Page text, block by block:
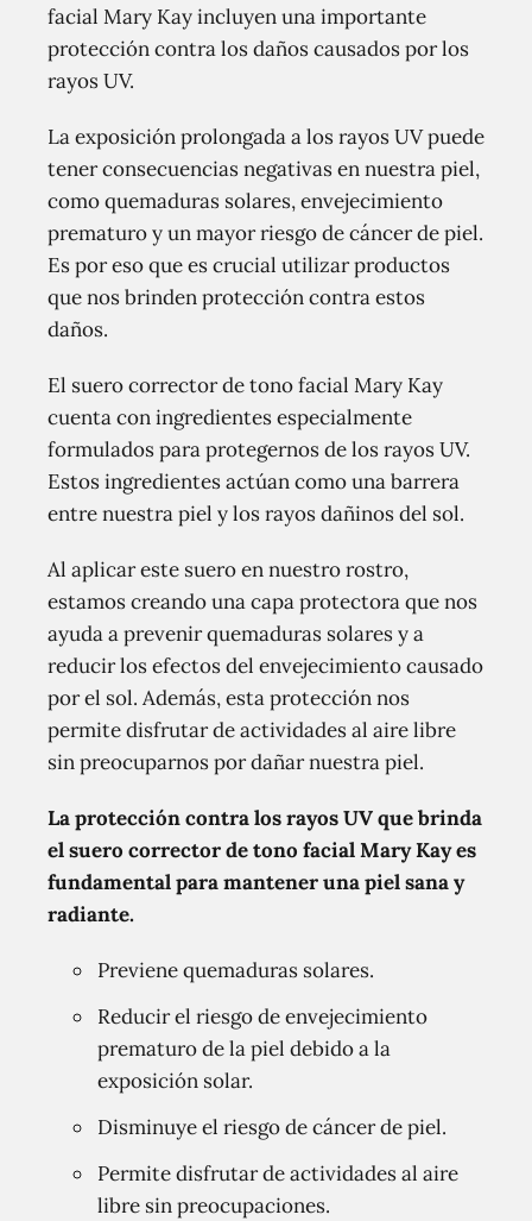
facial Mary Kay incluyen una importante
protección contra los daños causados por los
rayos UV.
La exposición prolongada a los rayos UV puede
tener consecuencias negativas en nuestra piel,
como quemaduras solares, envejecimiento
prematuro y un mayor riesgo de cáncer de piel.
Es por eso que es crucial utilizar productos
que nos brinden protección contra estos
daños.
El suero corrector de tono facial Mary Kay
cuenta con ingredientes especialmente
formulados para protegernos de los rayos UV.
Estos ingredientes actúan como una barrera
entre nuestra piel y los rayos dañinos del sol.
Al aplicar este suero en nuestro rostro,
estamos creando una capa protectora que nos
ayuda a prevenir quemaduras solares y a
reducir los efectos del envejecimiento causado
por el sol. Además, esta protección nos
permite disfrutar de actividades al aire libre
sin preocuparnos por dañar nuestra piel.
La protección contra los rayos UV que brinda
el suero corrector de tono facial Mary Kay es
fundamental para mantener una piel sana y
radiante.
Previene quemaduras solares.
Reducir el riesgo de envejecimiento
prematuro de la piel debido a la
exposición solar.
Disminuye el riesgo de cáncer de piel.
Permite disfrutar de actividades al aire
libre sin preocupaciones.